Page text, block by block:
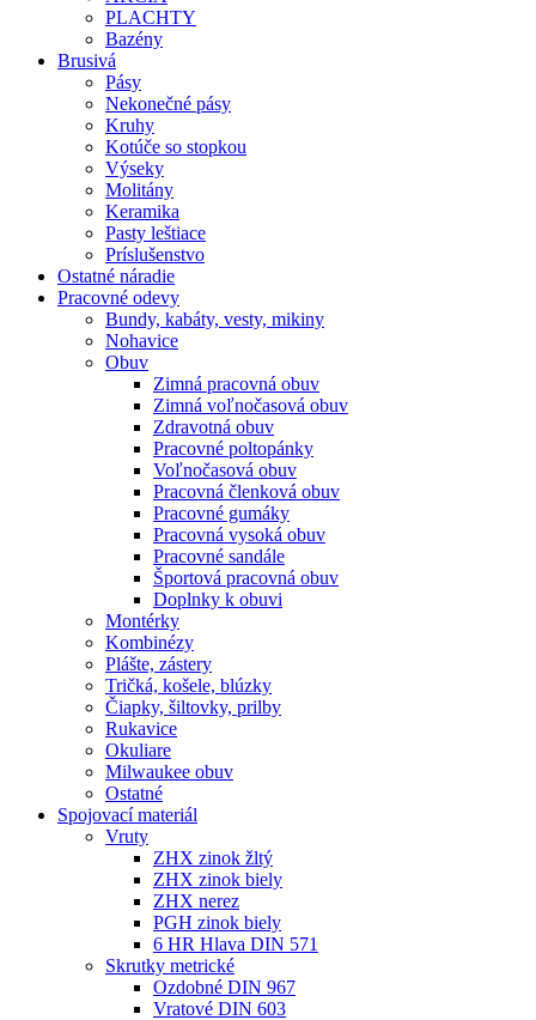
PLACHTY
Bazény
Brusivá
Pásy
Nekonečné pásy
Kruhy
Kotúče so stopkou
Výseky
Molitány
Keramika
Pasty leštiace
Príslušenstvo
Ostatné náradie
Pracovné odevy
Bundy, kabáty, vesty, mikiny
Nohavice
Obuv
Zimná pracovná obuv
Zimná voľnočasová obuv
Zdravotná obuv
Pracovné poltopánky
Voľnočasová obuv
Pracovná členková obuv
Pracovné gumáky
Pracovná vysoká obuv
Pracovné sandále
Športová pracovná obuv
Doplnky k obuvi
Montérky
Kombinézy
Plášte, zástery
Tričká, košele, blúzky
Čiapky, šiltovky, prilby
Rukavice
Okuliare
Milwaukee obuv
Ostatné
Spojovacímateriál
Vruty
ZHX zinok žltý
ZHX zinok biely
ZHX nerez
PGH zinok biely
6 HR Hlava DIN 571
Skrutky metrické
Ozdobné DIN 967
Vratové DIN 603